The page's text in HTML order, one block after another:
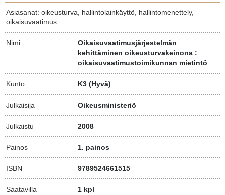
Asiasanat: oikeusturva, hallintolainkäyttö, hallintomenettely,
oikaisuvaatimus
Nimi
Oikaisuvaatimusjärjestelmän
kehittäminen oikeusturvakeinona :
oikaisuvaatimustoimikunnan mietintö
Kunto K3 (Hyvä)
Julkaisija Oikeusministeriö
Julkaistu 2008
Painos 1. painos
ISBN 9789524661515
Saatavilla 1 kpl